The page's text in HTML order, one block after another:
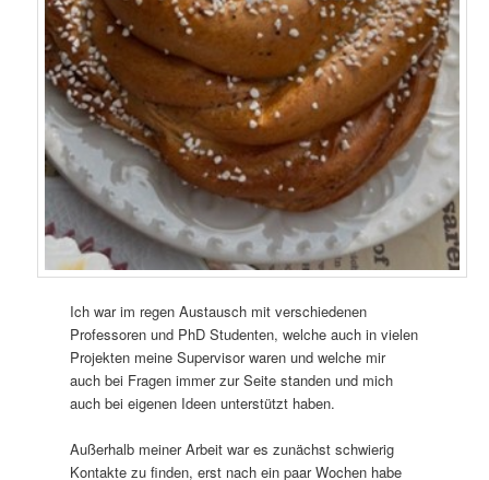
Ich war im regen Austausch mit verschiedenen
Professoren und PhD Studenten, welche auch in vielen
Projekten meine Supervisor waren und welche mir
auch bei Fragen immer zur Seite standen und mich
auch bei eigenen Ideen unterstützt haben.
Außerhalb meiner Arbeit war es zunächst schwierig
Kontakte zu finden, erst nach ein paar Wochen habe